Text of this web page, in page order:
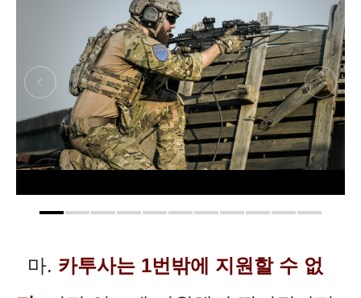
마. 카투사는 1번밖에 지원할 수 없